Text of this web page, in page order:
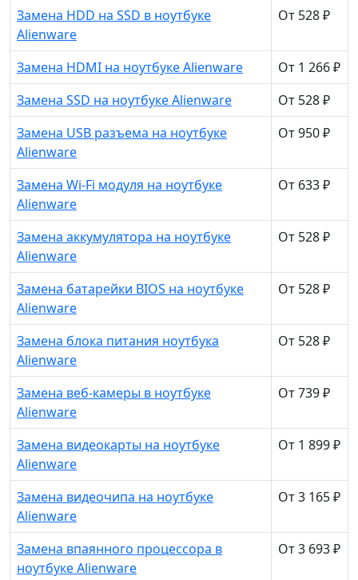
Замена HDD на SSD в ноутбуке
Alienware
От 528 ₽
Замена HDMI на ноутбуке Alienware
От 1 266 ₽
Замена SSD на ноутбуке Alienware
От 528 ₽
Замена USB разъема на ноутбуке
Alienware
От 950 ₽
Замена Wi-Fi модуля на ноутбуке
Alienware
От 633 ₽
Замена аккумулятора на ноутбуке
Alienware
От 528 ₽
Замена батарейки BIOS на ноутбуке
Alienware
От 528 ₽
Замена блока питания ноутбука
Alienware
От 528 ₽
Замена веб-камеры в ноутбуке
Alienware
От 739 ₽
Замена видеокарты на ноутбуке
Alienware
От 1 899 ₽
Замена видеочипа на ноутбуке
Alienware
От 3 165 ₽
Замена впаянного процессора в
ноутбуке Alienware
От 3 693 ₽